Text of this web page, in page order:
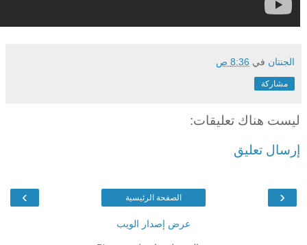
الجنتان في 8:36 ص
مشاركة
ليست هناك تعليقات:
إرسال تعليق
‹
› الصفحة الرئيسية
عرض إصدار الويب